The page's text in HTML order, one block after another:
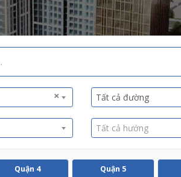
× Tất cả đường
Tất cả hướng
Quận 4 Quận 5